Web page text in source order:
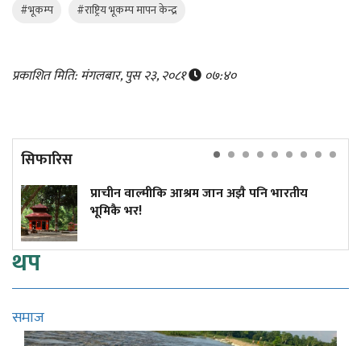
#भूकम्प #राष्ट्रिय भूकम्प मापन केन्द्र
प्रकाशित मिति: मंगलबार, पुस २३, २०८१ ०७:४०
सिफारिस
प्राचीन वाल्मीकि आश्रम जान अझै पनि भारतीय
भूमिकै भर!
थप
समाज